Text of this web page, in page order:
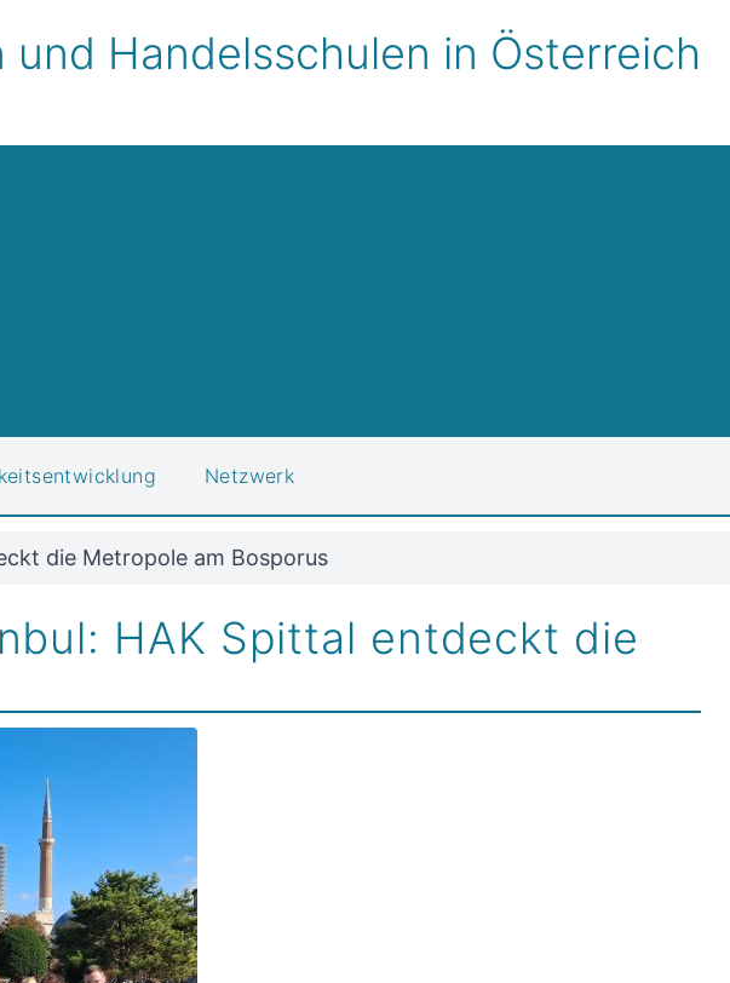
und Handelsschulen in Österreich
Netzwerk
die Metropole am Bosporus
HAK Spittal entdeckt die